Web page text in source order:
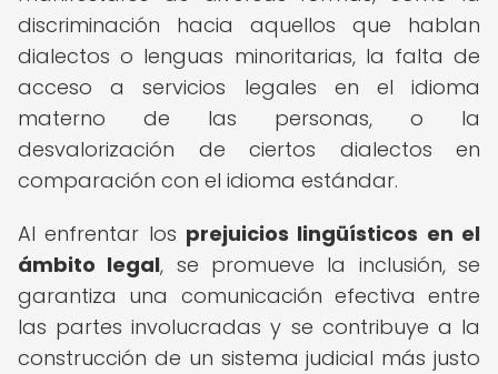
discriminación hacia aquellos que hablan
dialectos o lenguas minoritarias, la falta de
acceso a servicios legales en el idioma
materno de las personas, o la
desvalorización de ciertos dialectos en
comparación con el idioma estándar.
Al enfrentar los prejuicios lingüísticos en el
ámbito legal, se promueve la inclusión, se
garantiza una comunicación efectiva entre
las partes involucradas y se contribuye a la
construcción de un sistema judicial más justo